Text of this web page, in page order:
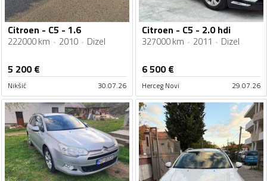
Citroen - C5 - 1.6
222000 km 2010 Dizel
5 200€
Nikšić 30.07.26
Citroen - C5 - 2.0 hdi
327000 km 2011 Dizel
6 500€
Herceg Novi 29.07.26